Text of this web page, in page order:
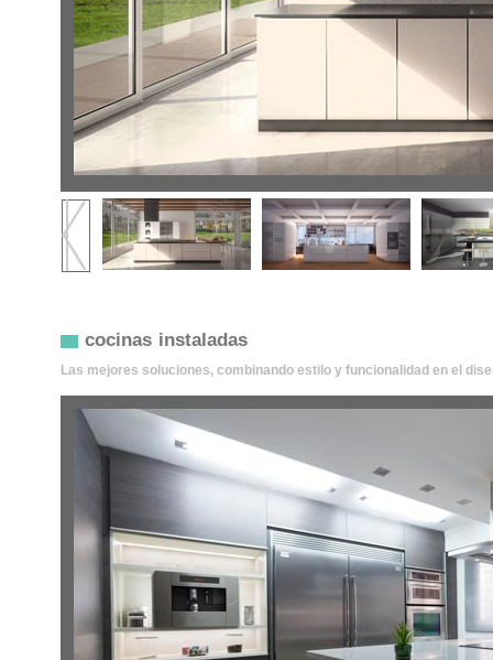
cocinas instaladas
Las mejores soluciones, combinando estilo y funcionalidad en el